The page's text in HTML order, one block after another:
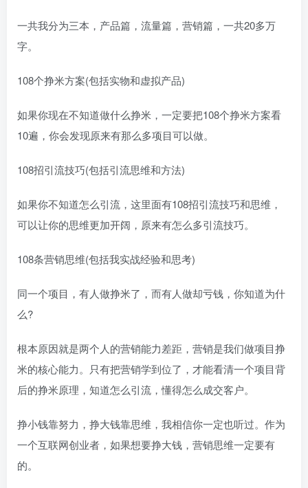
一共我分为三本，产品篇，流量篇，营销篇，一共20多万
字。
108个挣米方案(包括实物和虚拟产品)
如果你现在不知道做什么挣米，一定要把108个挣米方案看
10遍，你会发现原来有那么多项目可以做。
108招引流技巧(包括引流思维和方法)
如果你不知道怎么引流，这里面有108招引流技巧和思维，
可以让你的思维更加开阔，原来有怎么多引流技巧。
108条营销思维(包括我实战经验和思考)
同一个项目，有人做挣米了，而有人做却亏钱，你知道为什
么?
根本原因就是两个人的营销能力差距，营销是我们做项目挣
米的核心能力。只有把营销学到位了，才能看清一个项目背
后的挣米原理，知道怎么引流，懂得怎么成交客户。
挣小钱靠努力，挣大钱靠思维，我相信你一定也听过。作为
一个互联网创业者，如果想要挣大钱，营销思维一定要有
的。